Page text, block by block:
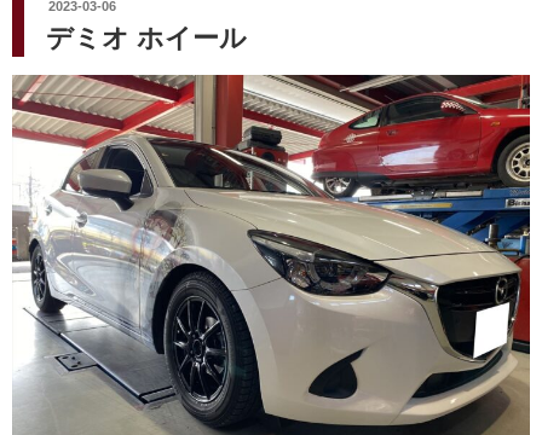
投
稿
日:
2023-03-06
デミオ ホイール